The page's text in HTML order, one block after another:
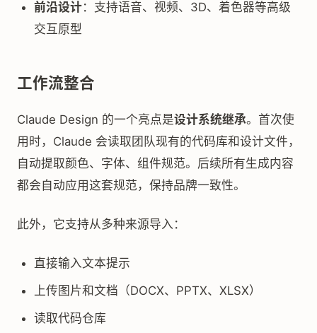
前沿设计：支持语音、视频、3D、着色器等高级
交互原型
工作流整合
Claude Design 的一个亮点是设计系统继承。首次使
用时，Claude 会读取团队现有的代码库和设计文件，
自动提取颜色、字体、组件规范。后续所有生成内容
都会自动应用这套规范，保持品牌一致性。
此外，它支持从多种来源导入：
直接输入文本提示
上传图片和文档（DOCX、PPTX、XLSX）
读取代码仓库